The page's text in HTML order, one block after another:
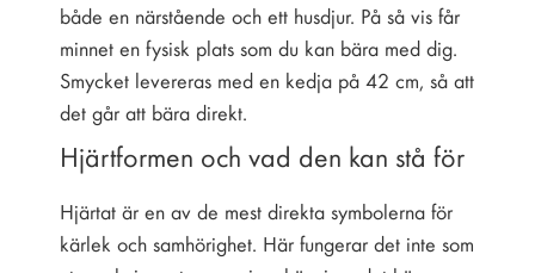
både en närstående och ett husdjur. På så vis får
minnet en fysisk plats som du kan bära med dig.
Smycket levereras med en kedja på 42 cm, så att
det går att bära direkt.
Hjärtformen och vad den kan stå för
Hjärtat är en av de mest direkta symbolerna för
kärlek och samhörighet. Här fungerar det inte som